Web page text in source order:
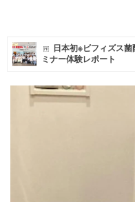
住まい
マネー
トレンド・イベント
日本初※ビフィズス
ミナー体験レポート